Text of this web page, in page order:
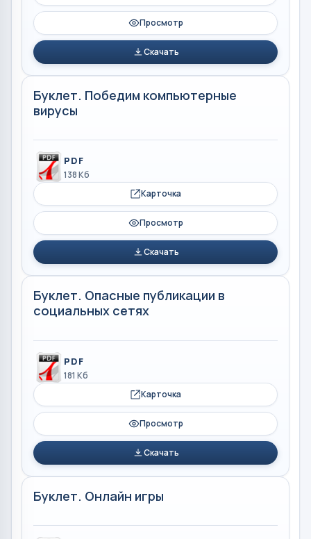
Просмотр
Скачать
Буклет. Победим компьютерные
вирусы
PDF
138 Кб
Карточка
Просмотр
Скачать
Буклет. Опасные публикации в
социальных сетях
PDF
181 Кб
Карточка
Просмотр
Скачать
Буклет. Онлайн игры